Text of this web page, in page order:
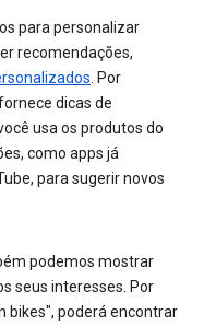
para personalizar
recomendações,
. Por
dicas de
usa os produtos do
como apps já
para sugerir novos
podemos mostrar
seus interesses. Por
bikes", poderá encontrar